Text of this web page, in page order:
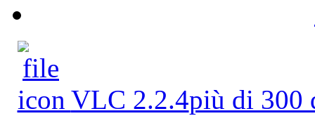
VLC 2.2.4più di 300